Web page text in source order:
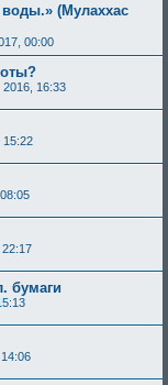
(Мулаххас
00:00
2016, 16:33
15:22
бумаги